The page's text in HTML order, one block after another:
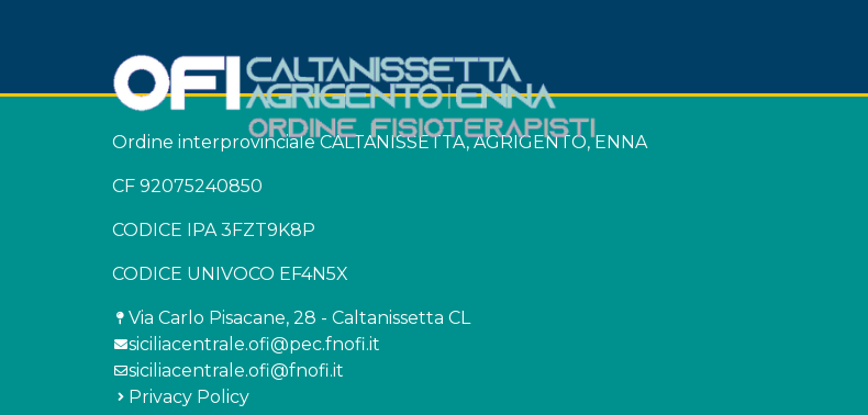
Ordine interprovinciale CALTANISSETTA, AGRIGENTO, ENNA
CF 92075240850
CODICE IPA 3FZT9K8P
CODICE UNIVOCO EF4N5X
Via Carlo Pisacane, 28 - Caltanissetta CL
siciliacentrale.ofi@pec.fnofi.it
siciliacentrale.ofi@fnofi.it
Privacy Policy